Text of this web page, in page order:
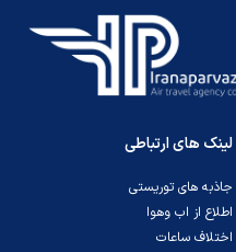
لینک های ارتباطی
جاذبه های توریستی
اطلاع از اب وهوا
اختلاف ساعات